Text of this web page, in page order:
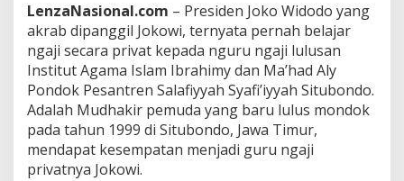
LenzaNasional.com – Presiden Joko Widodo yang
akrab dipanggil Jokowi, ternyata pernah belajar
ngaji secara privat kepada nguru ngaji lulusan
Institut Agama Islam Ibrahimy dan Ma’had Aly
Pondok Pesantren Salafiyyah Syafi’iyyah Situbondo.
Adalah Mudhakir pemuda yang baru lulus mondok
pada tahun 1999 di Situbondo, Jawa Timur,
mendapat kesempatan menjadi guru ngaji
privatnya Jokowi.